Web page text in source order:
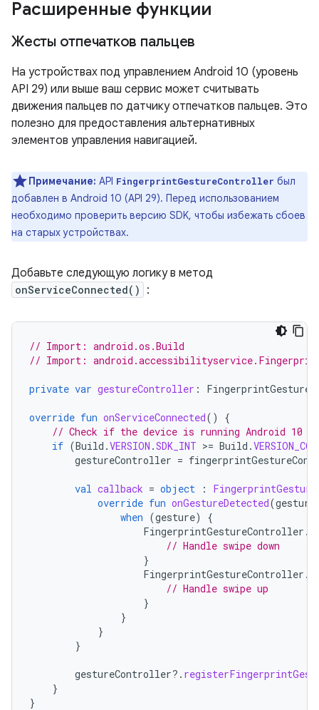
Расширенные функции
Жесты отпечатков пальцев
На устройствах под управлением Android 10 (уровень
API 29) или выше ваш сервис может считывать
движения пальцев по датчику отпечатков пальцев. Это
полезно для предоставления альтернативных
элементов управления навигацией.
Примечание: API FingerprintGestureController был
добавлен в Android 10 (API 29). Перед использованием
необходимо проверить версию SDK, чтобы избежать сбоев
на старых устройствах.
Добавьте следующую логику в метод
onServiceConnected() :
// Import: android.os.Build
// Import:
private var gestureController :
override fun onServiceConnected()
{
// Check if the device is running Android 10
if (Build .VERSION .SDK_INT >= Build .
gestureController =
val callback = object :
override fun onGestureDetected(gesture
when (gesture)
{
FingerprintGestureController .
// Handle swipe down
}
FingerprintGestureController .
// Handle swipe up
}
}
}
}
gestureController?.
}
}